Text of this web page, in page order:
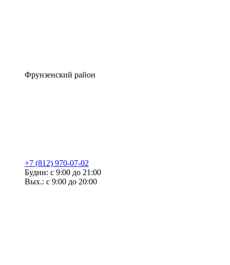
Фрунзенский район
+7 (812) 970-07-02
Будни: с 9:00 до 21:00
Вых.: с 9:00 до 20:00